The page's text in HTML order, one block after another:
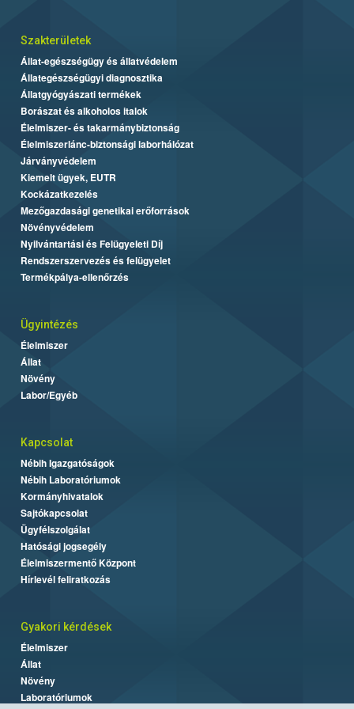
Szakterületek
Állat-egészségügy és állatvédelem
Állategészségügyi diagnosztika
Állatgyógyászati termékek
Borászat és alkoholos italok
Élelmiszer- és takarmánybiztonság
Élelmiszerlánc-biztonsági laborhálózat
Járványvédelem
Kiemelt ügyek, EUTR
Kockázatkezelés
Mezőgazdasági genetikai erőforrások
Növényvédelem
Nyilvántartási és Felügyeleti Díj
Rendszerszervezés és felügyelet
Termékpálya-ellenőrzés
Ügyintézés
Élelmiszer
Állat
Növény
Labor/Egyéb
Kapcsolat
Nébih Igazgatóságok
Nébih Laboratóriumok
Kormányhivatalok
Sajtókapcsolat
Ügyfélszolgálat
Hatósági jogsegély
Élelmiszermentő Központ
Hírlevél feliratkozás
Gyakori kérdések
Élelmiszer
Állat
Növény
Laboratóriumok